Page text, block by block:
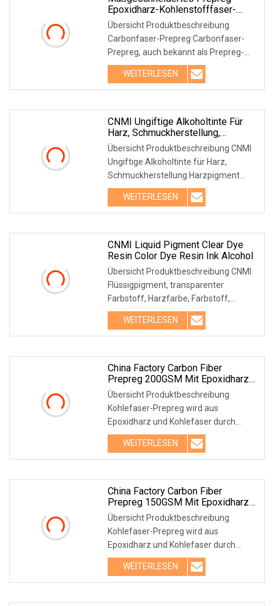
Epoxidharz-Kohlenstofffaser-
Prepreg Für Autoklaven
Übersicht Produktbeschreibung
Carbonfaser-Prepreg Carbonfaser-
Prepreg, auch bekannt als Prepreg-
Carbonfasergewebe, ist ein
Verbundmaterial aus
Carbonfasergarn, Epoxidharz,
WEITERLESEN
CNMI Ungiftige Alkoholtinte Für
Harz, Schmuckherstellung,
Harzpigment, Transparente Farbe,
Harzfarbstoff
Übersicht Produktbeschreibung CNMI
Ungiftige Alkoholtinte für Harz,
Schmuckherstellung Harzpigment
Transparente Farbe Harzfarbstoff
Detaillierte Fotos Verpackung und
Versand FirmenprofilUnsere
WEITERLESEN
CNMI Liquid Pigment Clear Dye
Resin Color Dye Resin Ink Alcohol
Übersicht Produktbeschreibung CNMI
Flüssigpigment, transparenter
Farbstoff, Harzfarbe, Farbstoff,
Harztinte, Alkohol, Epoxidpigment,
flüssiger Epoxidfarbstoff für
Epoxidharz, Kunsthandwerk,
Versandunternehmen
WEITERLESEN
China Factory Carbon Fiber
Prepreg 200GSM Mit Epoxidharz
33%-42%
Übersicht Produktbeschreibung
Kohlefaser-Prepreg wird aus
Epoxidharz und Kohlefaser durch
Heißschmelzen, Beschichten,
Heißpressen, Abkühlen, Filmen,
Wickeln und andere
Verbundwerkstoffen hergestellt
WEITERLESEN
China Factory Carbon Fiber
Prepreg 150GSM Mit Epoxidharz
33%-42%
Übersicht Produktbeschreibung
Kohlefaser-Prepreg wird aus
Epoxidharz und Kohlefaser durch
Heißschmelzen, Beschichten,
Heißpressen, Abkühlen, Filmen,
Wickeln und andere
WEITERLESEN